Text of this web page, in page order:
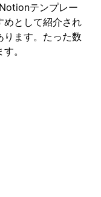
テンプレー
めとして紹介され
ります。たった数
。